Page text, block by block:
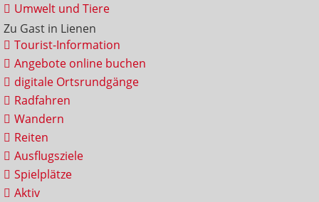
Umwelt und Tiere
Zu Gast in Lienen
Tourist-Information
Angebote online buchen
digitale Ortsrundgänge
Radfahren
Wandern
Reiten
Ausflugsziele
Spielplätze
Aktiv